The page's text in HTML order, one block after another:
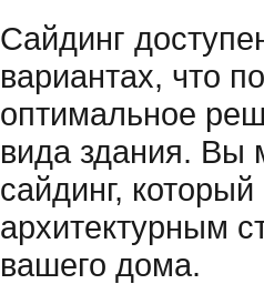
Сайдинг
вариантах, что
оптимальное
вида здания. Вы
сайдинг, который
архитектурным
вашего дома.